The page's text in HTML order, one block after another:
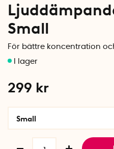
Small
För bättre koncentration
299 kr
Small